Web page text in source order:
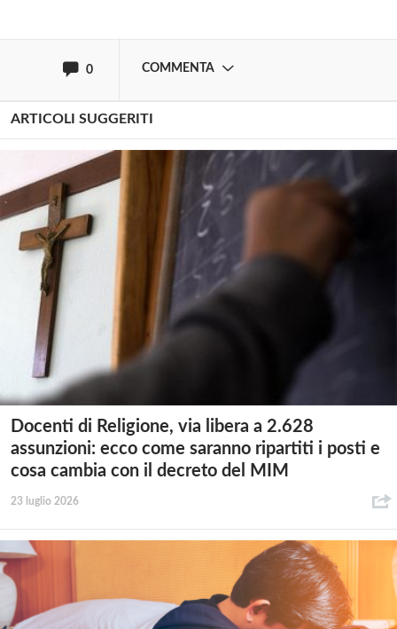
0 COMMENTA
ARTICOLI SUGGERITI
Docenti di Religione, via libera a 2.628
assunzioni: ecco come saranno ripartiti i posti e
cosa cambia con il decreto del MIM
23 luglio 2026